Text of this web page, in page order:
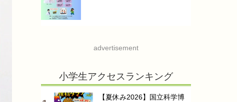
advertisement
小学生アクセスランキング
【夏休み2026】国立科学博